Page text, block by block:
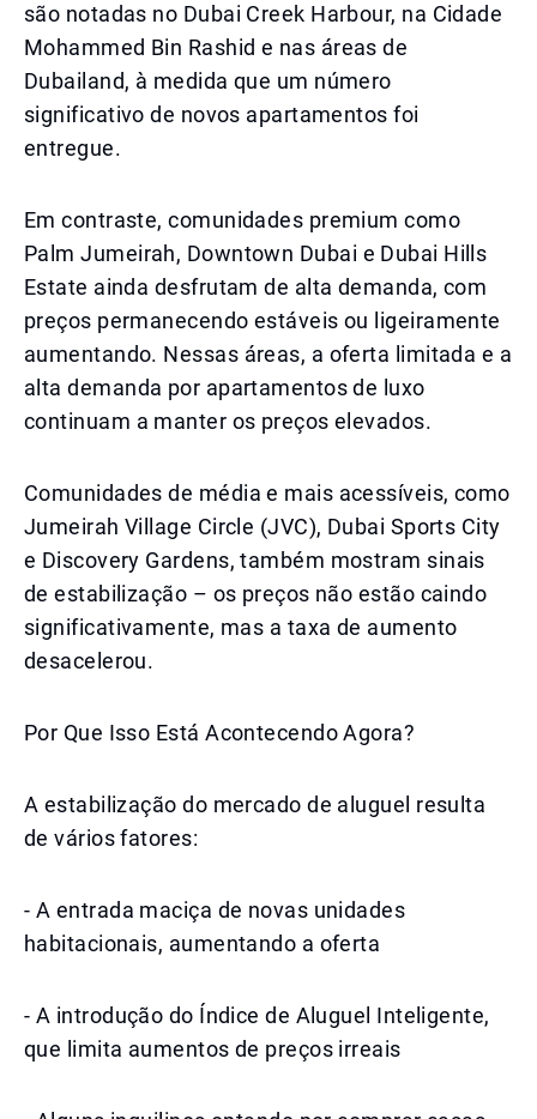
são notadas no Dubai Creek Harbour, na Cidade
Mohammed Bin Rashid e nas áreas de
Dubailand, à medida que um número
significativo de novos apartamentos foi
entregue.
Em contraste, comunidades premium como
Palm Jumeirah, Downtown Dubai e Dubai Hills
Estate ainda desfrutam de alta demanda, com
preços permanecendo estáveis ou ligeiramente
aumentando. Nessas áreas, a oferta limitada e a
alta demanda por apartamentos de luxo
continuam a manter os preços elevados.
Comunidades de média e mais acessíveis, como
Jumeirah Village Circle (JVC), Dubai Sports City
e Discovery Gardens, também mostram sinais
de estabilização – os preços não estão caindo
significativamente, mas a taxa de aumento
desacelerou.
Por Que Isso Está Acontecendo Agora?
A estabilização do mercado de aluguel resulta
de vários fatores:
- A entrada maciça de novas unidades
habitacionais, aumentando a oferta
- A introdução do Índice de Aluguel Inteligente,
que limita aumentos de preços irreais